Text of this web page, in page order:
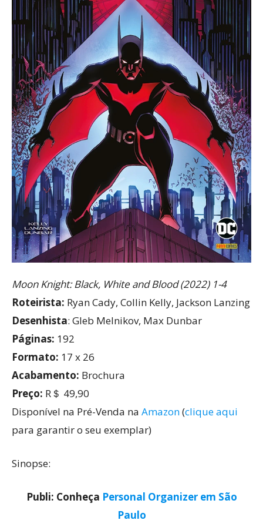
Moon Knight: Black, White and Blood (2022) 1-4
Roteirista: Ryan Cady, Collin Kelly, Jackson Lanzing
Desenhista: Gleb Melnikov, Max Dunbar
Páginas: 192
Formato: 17 x 26
Acabamento: Brochura
Preço: R＄ 49,90
Disponível na Pré-Venda na Amazon(clique aqui
para garantir o seu exemplar)
Sinopse:
Publi: Conheça Personal Organizer em São
Paulo